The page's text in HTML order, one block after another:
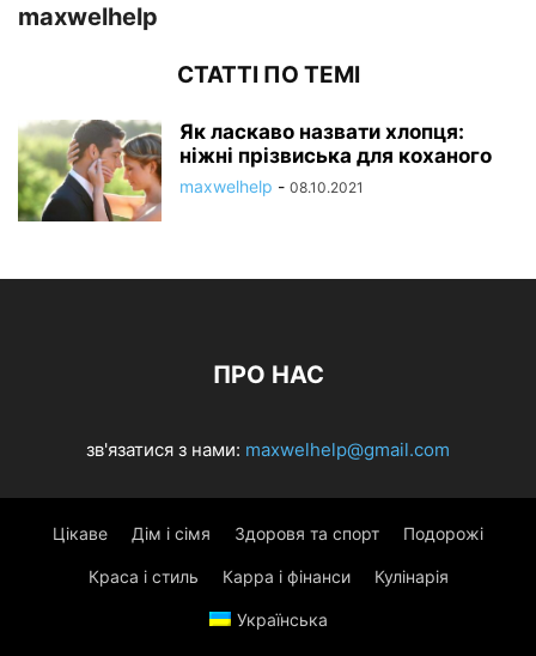
maxwelhelp
СТАТТІ ПО ТЕМІ
Як ласкаво назвати хлопця:
ніжні прізвиська для коханого
maxwelhelp - 08.10.2021
ПРО НАС
зв'язатися з нами: maxwelhelp@gmail.com
Цікаве Дім і сімя Здоровя та спорт Подорожі
Краса і стиль Карра і фінанси Кулінарія
Українська